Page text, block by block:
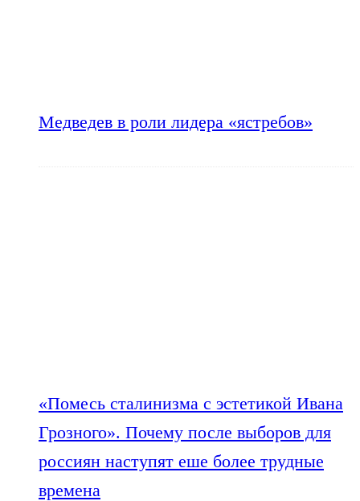
Медведев в роли лидера «ястребов»
«Помесь сталинизма с эстетикой Ивана
Грозного». Почему после выборов для
россиян наступят еше более трудные
времена